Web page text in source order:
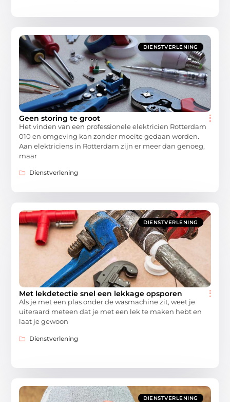
DIENSTVERLENING
Geen storing te groot
Het vinden van een professionele elektricien Rotterdam
010 en omgeving kan zonder moeite gedaan worden.
Aan elektriciens in Rotterdam zijn er meer dan genoeg,
maar
Dienstverlening
DIENSTVERLENING
Met lekdetectie snel een lekkage opsporen
Als je met een plas onder de wasmachine zit, weet je
uiteraard meteen dat je met een lek te maken hebt en
laat je gewoon
Dienstverlening
DIENSTVERLENING